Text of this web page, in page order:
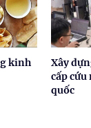
kinh
Xây
cấp
quốc